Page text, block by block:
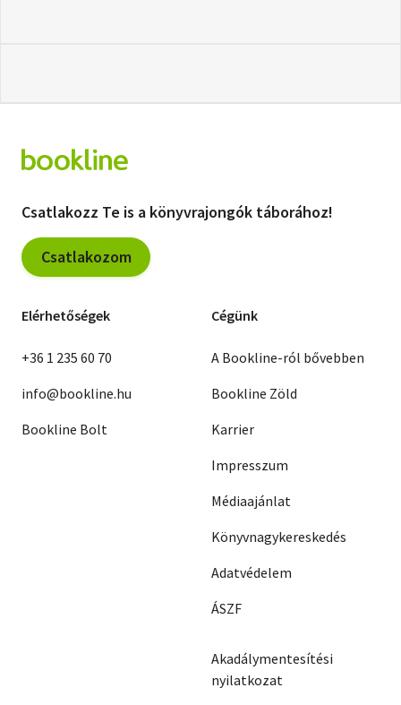
Csatlakozz Te is a könyvrajongók táborához!
Csatlakozom
Elérhetőségek
+36 1 235 60 70
info@bookline.hu
Bookline Bolt
Cégünk
A Bookline-ról bővebben
Bookline Zöld
Karrier
Impresszum
Médiaajánlat
Könyvnagykereskedés
Adatvédelem
ÁSZF
Akadálymentesítési
nyilatkozat